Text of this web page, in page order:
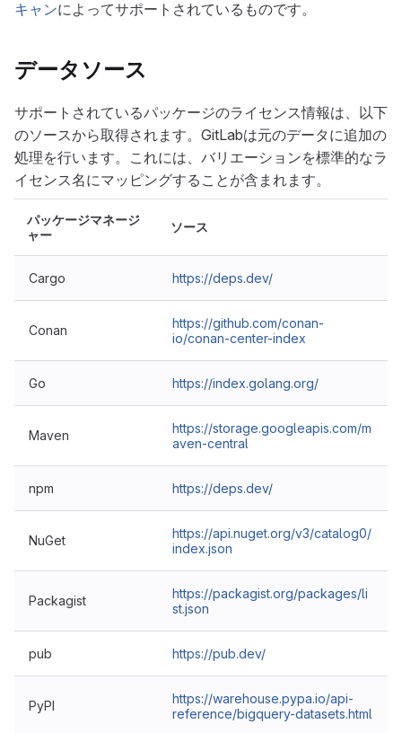
キャンによってサポートされているものです。
データソース
サポートされているパッケージのライセンス情報は、以下
のソースから取得されます。GitLabは元のデータに追加の
処理を行います。これには、バリエーションを標準的なラ
イセンス名にマッピングすることが含まれます。
パッケージマネージ
ャー
ソース
Cargo https://deps.dev/
Conan
https://github.com/conan-
io/conan-center-index
Go https://index.golang.org/
Maven
https://storage.googleapis.com/m
aven-central
npm https://deps.dev/
NuGet
https://api.nuget.org/v3/catalog0/
index.json
Packagist
https://packagist.org/packages/li
st.json
pub https://pub.dev/
PyPI
https://warehouse.pypa.io/api-
reference/bigquery-datasets.html